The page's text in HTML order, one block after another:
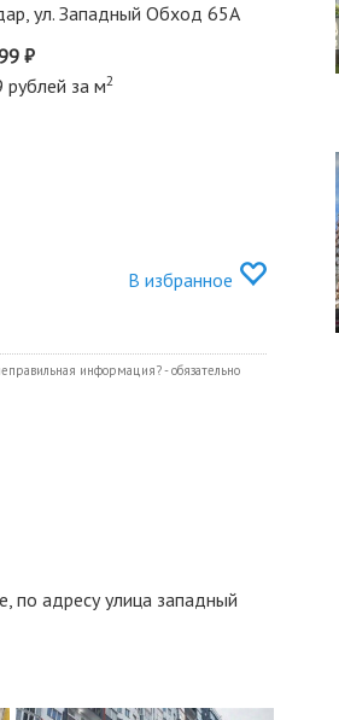
ул. Западный Обход 65А
₽
за м2
В избранное
информация? - обязательно
по адресу улица западный